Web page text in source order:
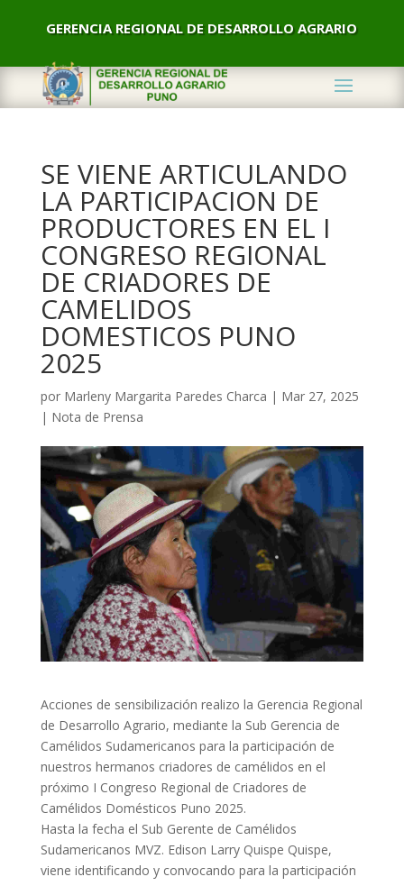
GERENCIA REGIONAL DE DESARROLLO AGRARIO
SE VIENE ARTICULANDO
LA PARTICIPACION DE
PRODUCTORES EN EL I
CONGRESO REGIONAL
DE CRIADORES DE
CAMELIDOS
DOMESTICOS PUNO
2025
por Marleny Margarita Paredes Charca | Mar 27, 2025
| Nota de Prensa
Acciones de sensibilización realizo la Gerencia Regional
de Desarrollo Agrario, mediante la Sub Gerencia de
Camélidos Sudamericanos para la participación de
nuestros hermanos criadores de camélidos en el
próximo I Congreso Regional de Criadores de
Camélidos Domésticos Puno 2025.
Hasta la fecha el Sub Gerente de Camélidos
Sudamericanos MVZ. Edison Larry Quispe Quispe,
viene identificando y convocando para la participación